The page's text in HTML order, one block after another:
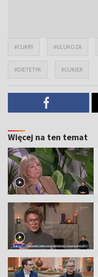
#CUKRY #GLUKOZA
#DIETETYK #CUKIER
Więcej na ten temat